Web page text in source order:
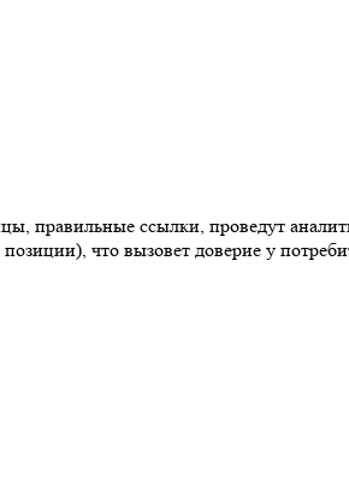
правильные ссылки, проведут
что вызовет доверие у